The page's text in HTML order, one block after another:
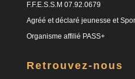
F.F.E.S.S.M 07.92.0679
Agréé et déclaré jeunesse et
Organisme affilié PASS+
Retrouvez-nous